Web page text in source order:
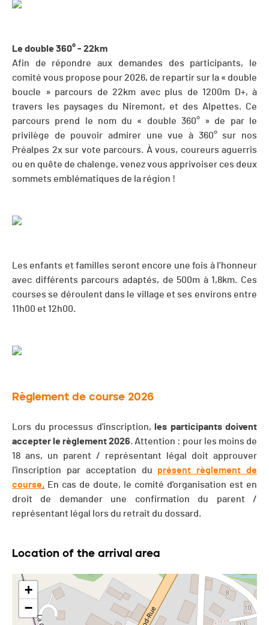
Le double 360° - 22km
Afin de répondre aux demandes des participants, le
comité vous propose pour 2026, de repartir sur la « double
boucle » parcours de 22km avec plus de 1200m D+, à
travers les paysages du Niremont, et des Alpettes. Ce
parcours prend le nom du « double 360° » de par le
privilège de pouvoir admirer une vue à 360° sur nos
Préalpes 2x sur vote parcours. À vous, coureurs aguerris
ou en quête de chalenge, venez vous apprivoiser ces deux
sommets emblématiques de la région !
Les enfants et familles seront encore une fois à l’honneur
avec différents parcours adaptés, de 500m à 1,8km. Ces
courses se déroulent dans le village et ses environs entre
11h00 et 12h00.
Règlement de course 2026
Lors du processus d'inscription,
les participants doivent
accepter le règlement 2026. Attention : pour les moins de
18 ans, un parent / représentant légal doit approuver
l'inscription par acceptation du présent règlement de
course. En cas de doute, le comité d'organisation est en
droit de demander une confirmation du parent /
représentant légal lors du retrait du dossard.
Location of the arrival area
+
−